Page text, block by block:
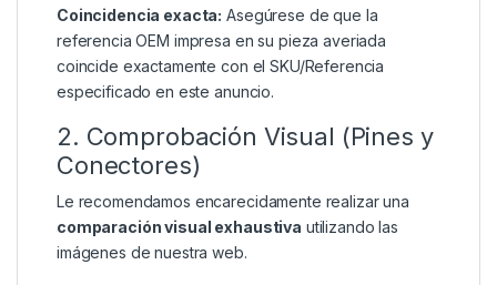
Coincidencia exacta: Asegúrese de que la
referencia OEM impresa en su pieza averiada
coincide exactamente con el SKU/Referencia
especificado en este anuncio.
2. Comprobación Visual (Pines y
Conectores)
Le recomendamos encarecidamente realizar una
comparación visual exhaustiva utilizando las
imágenes de nuestra web.